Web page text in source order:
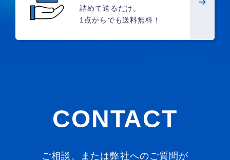
詰めて送るだけ。
1点からでも送料無料！
CONTACT
ご相談、または弊社へのご質問が